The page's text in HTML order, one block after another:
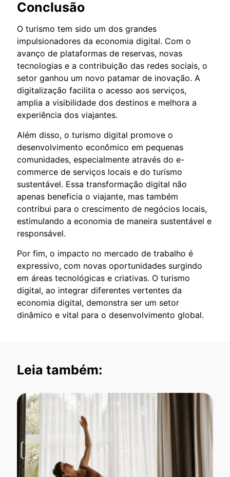
Conclusão
O turismo tem sido um dos grandes
impulsionadores da economia digital. Com o
avanço de plataformas de reservas, novas
tecnologias e a contribuição das redes sociais, o
setor ganhou um novo patamar de inovação. A
digitalização facilita o acesso aos serviços,
amplia a visibilidade dos destinos e melhora a
experiência dos viajantes.
Além disso, o turismo digital promove o
desenvolvimento econômico em pequenas
comunidades, especialmente através do e-
commerce de serviços locais e do turismo
sustentável. Essa transformação digital não
apenas beneficia o viajante, mas também
contribui para o crescimento de negócios locais,
estimulando a economia de maneira sustentável e
responsável.
Por fim, o impacto no mercado de trabalho é
expressivo, com novas oportunidades surgindo
em áreas tecnológicas e criativas. O turismo
digital, ao integrar diferentes vertentes da
economia digital, demonstra ser um setor
dinâmico e vital para o desenvolvimento global.
Leia também: